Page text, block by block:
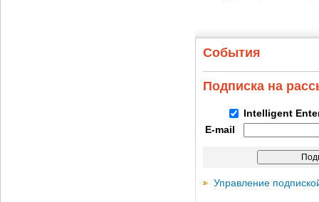
События
Подписка на
Intelligent
E-mail
Управление